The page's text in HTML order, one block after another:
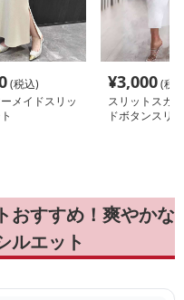
(税込)
メイドスリッ
¥3,000(税
スリットスカ
ドボタンスリ
おすすめ！爽やかな
ルエット